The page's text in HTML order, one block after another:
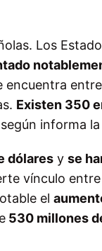
Los
encuentra
Existen 350
informa
dólares y se
vínculo
el
530 millones